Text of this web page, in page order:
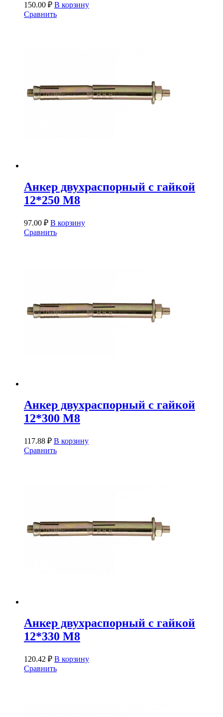
150.00 ₽ В корзину
Сравнить
Анкер двухраспорный с гайкой
12*250 М8
97.00 ₽ В корзину
Сравнить
Анкер двухраспорный с гайкой
12*300 М8
117.88 ₽ В корзину
Сравнить
Анкер двухраспорный с гайкой
12*330 М8
120.42 ₽ В корзину
Сравнить